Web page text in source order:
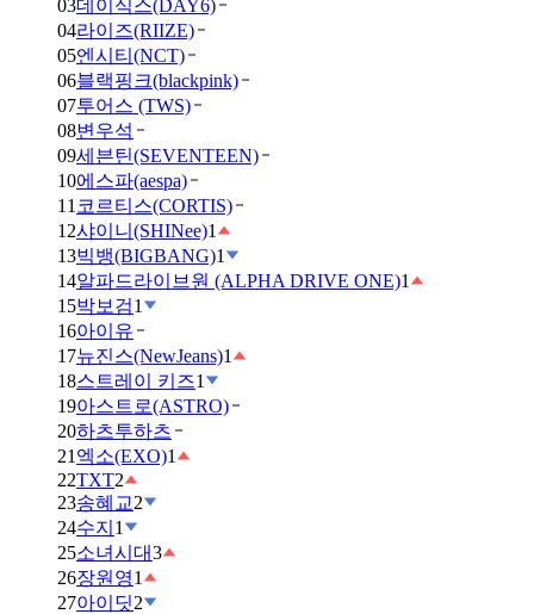
03데이식스(DAY6)
04라이즈(RIIZE)
05엔시티(NCT)
06블랙핑크(blackpink)
07투어스 (TWS)
08변우석
09세븐틴(SEVENTEEN)
10에스파(aespa)
11 코르티스(CORTIS)
12샤이니(SHINee)1
13빅뱅(BIGBANG)1
14알파드라이브원 (ALPHA DRIVE ONE)1
15박보검1
16아이유
17뉴진스(NewJeans)1
18스트레이 키즈1
19아스트로(ASTRO)
20하츠투하츠
21 엑소(EXO)1
22TXT2
23송혜교2
24수지 1
25소녀시대3
26장원영1
27아이딧2